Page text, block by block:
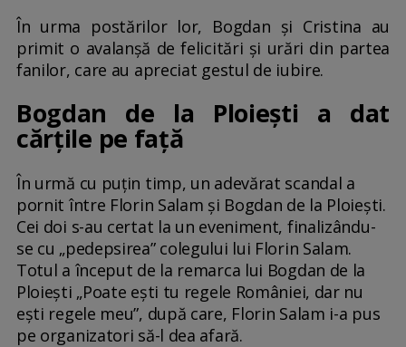
În urma postărilor lor, Bogdan și Cristina au
primit o avalanșă de felicitări și urări din partea
fanilor, care au apreciat gestul de iubire.
Bogdan de la Ploiești a dat
cărțile pe față
În urmă cu puțin timp, un adevărat scandal a
pornit între Florin Salam și Bogdan de la Ploiești.
Cei doi s-au certat la un eveniment, finalizându-
se cu „pedepsirea” colegului lui Florin Salam.
Totul a început de la remarca lui Bogdan de la
Ploiești „Poate ești tu regele României, dar nu
ești regele meu”, după care, Florin Salam i-a pus
pe organizatori să-l dea afară.